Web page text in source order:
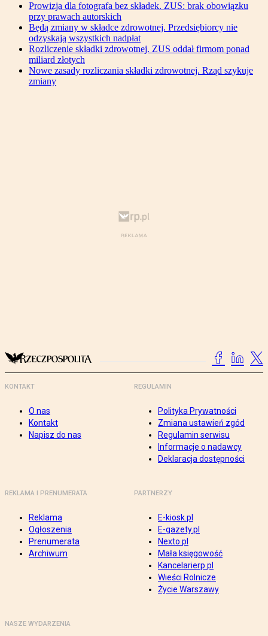
Prowizja dla fotografa bez składek. ZUS: brak obowiązku
przy prawach autorskich
Będą zmiany w składce zdrowotnej. Przedsiębiorcy nie
odzyskają wszystkich nadpłat
Rozliczenie składki zdrowotnej. ZUS oddał firmom ponad
miliard złotych
Nowe zasady rozliczania składki zdrowotnej. Rząd szykuje
zmiany
KONTAKT
O nas
Kontakt
Napisz do nas
REGULAMIN
Polityka Prywatności
Zmiana ustawień zgód
Regulamin serwisu
Informacje o nadawcy
Deklaracja dostępności
REKLAMA I PRENUMERATA
Reklama
Ogłoszenia
Prenumerata
Archiwum
PARTNERZY
E-kiosk.pl
E-gazety.pl
Nexto.pl
Mała księgowość
Kancelarierp.pl
Wieści Rolnicze
Życie Warszawy
NASZE WYDARZENIA